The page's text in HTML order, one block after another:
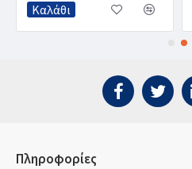
Καλάθι
Πληροφορίες